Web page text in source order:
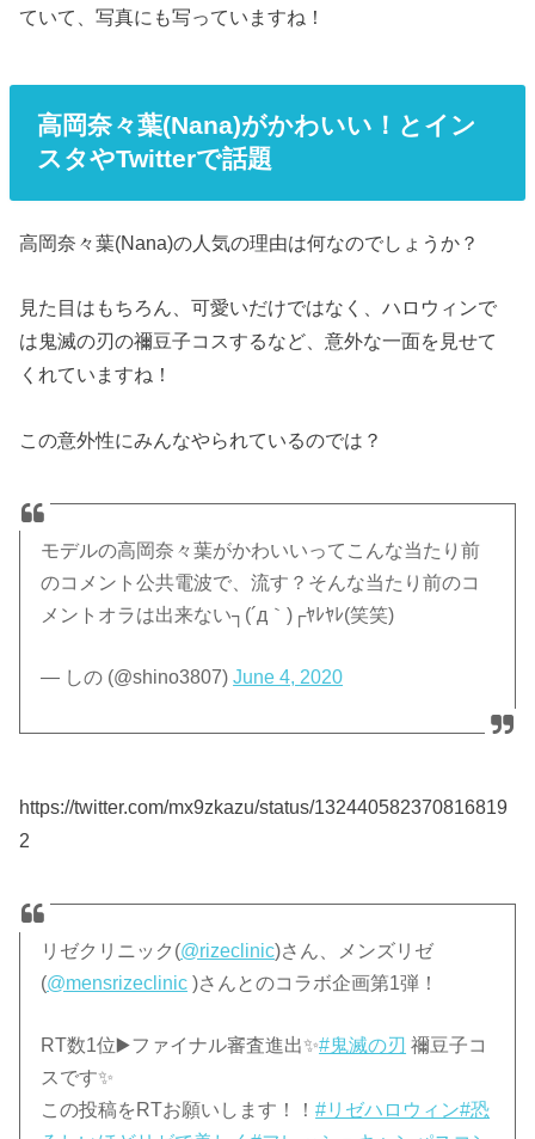
ていて、写真にも写っていますね！
高岡奈々葉(Nana)がかわいい！とイン
スタやTwitterで話題
高岡奈々葉(Nana)の人気の理由は何なのでしょうか？
見た目はもちろん、可愛いだけではなく、ハロウィンで
は鬼滅の刃の禰豆子コスするなど、意外な一面を見せて
くれていますね！
この意外性にみんなやられているのでは？
モデルの高岡奈々葉がかわいいってこんな当たり前
のコメント公共電波で、流す？そんな当たり前のコ
メントオラは出来ない┐(´д｀)┌ﾔﾚﾔﾚ(笑笑)
— しの (@shino3807)June 4, 2020
https://twitter.com/mx9zkazu/status/132440582370816819
2
リゼクリニック(@rizeclinic)さん、メンズリゼ
(@mensrizeclinic )さんとのコラボ企画第1弾！
RT数1位▶️ファイナル審査進出✨#鬼滅の刃 禰豆子コ
スです✨
この投稿をRTお願いします！！#リゼハロウィン#恐